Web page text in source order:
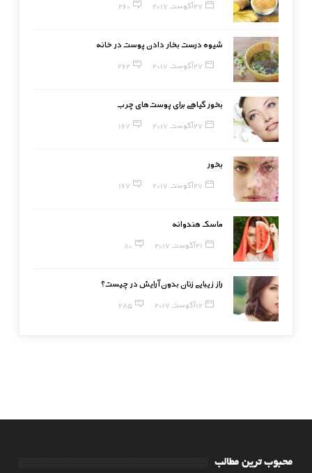
27 آگوست, 2017 260
شیوه درست بخار دادن پوست در خانه
27 آگوست, 2017 262
بخور گیاهی برای پوست‌های چرب
27 آگوست, 2017 167
بخور
27 آگوست, 2017 167
ماسک هندوانه
21 آگوست, 2017 80
راز زیبایی زنان بدون آرایش در چیست؟
12 آگوست, 2017 285
محبوب ترین مطالب